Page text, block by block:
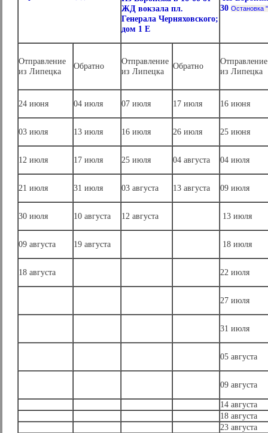
ЖД вокзала пл.
Генерала Черняховского;
дом 1 Е
30 Остановка
Отправление
из Липецка
Обратно
Отправление
из Липецка
Обратно
Отправление
из Липецка
24 июня 04 июля 07 июля 17 июля 16 июня
03 июля 13 июля 16 июля 26 июля 25 июня
12 июля 17 июля 25 июля 04 августа 04 июля
21 июля 31 июля 03 августа 13 августа 09 июля
30 июля 10 августа 12 августа 13 июля
09 августа 19 августа 18 июля
18 августа 22 июля
27 июля
31 июля
05 августа
09 августа
14 августа
18 августа
23 августа